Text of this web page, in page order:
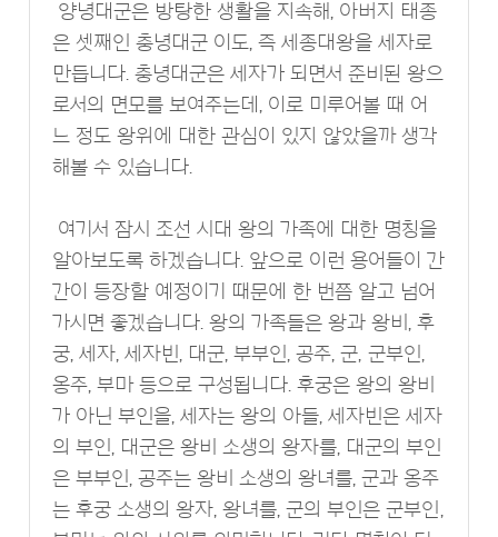
양녕대군은 방탕한 생활을 지속해, 아버지 태종
은 셋째인 충녕대군 이도, 즉 세종대왕을 세자로
만듭니다. 충녕대군은 세자가 되면서 준비된 왕으
로서의 면모를 보여주는데, 이로 미루어볼 때 어
느 정도 왕위에 대한 관심이 있지 않았을까 생각
해볼 수 있습니다.
여기서 잠시 조선 시대 왕의 가족에 대한 명칭을
알아보도록 하겠습니다. 앞으로 이런 용어들이 간
간이 등장할 예정이기 때문에 한 번쯤 알고 넘어
가시면 좋겠습니다. 왕의 가족들은 왕과 왕비, 후
궁, 세자, 세자빈, 대군, 부부인, 공주, 군, 군부인,
옹주, 부마 등으로 구성됩니다. 후궁은 왕의 왕비
가 아닌 부인을, 세자는 왕의 아들, 세자빈은 세자
의 부인, 대군은 왕비 소생의 왕자를, 대군의 부인
은 부부인, 공주는 왕비 소생의 왕녀를, 군과 옹주
는 후궁 소생의 왕자, 왕녀를, 군의 부인은 군부인,